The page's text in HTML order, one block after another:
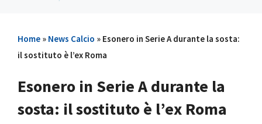
Home » News Calcio » Esonero in Serie A durante la sosta:
il sostituto è l’ex Roma
Esonero in Serie A durante la
sosta: il sostituto è l’ex Roma